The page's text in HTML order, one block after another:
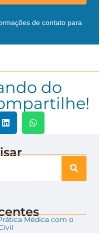
de contato para
do
Médica com o